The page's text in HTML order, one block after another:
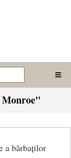
a bărbaților